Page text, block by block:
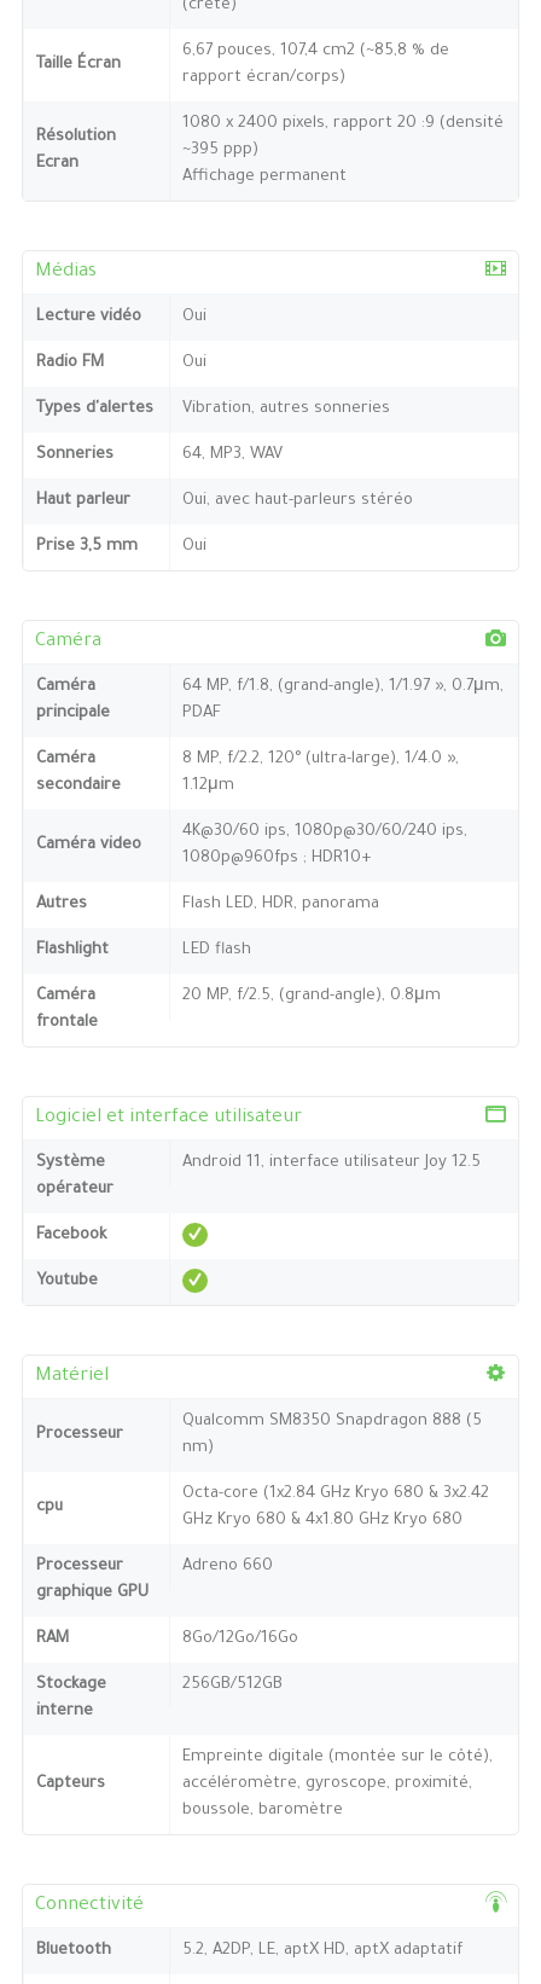
(crête)
Taille Écran
6,67 pouces, 107,4 cm2 (~85,8 % de
rapport écran/corps)
Résolution
Ecran
1080 x 2400 pixels, rapport 20 :9 (densité
~395 ppp)
Affichage permanent
Médias
Lecture vidéo Oui
Radio FM Oui
Types d'alertes Vibration, autres sonneries
Sonneries 64, MP3, WAV
Haut parleur Oui, avec haut-parleurs stéréo
Prise 3,5 mm Oui
Caméra
Caméra
principale
64 MP, f/1.8, (grand-angle), 1/1.97 », 0.7μm,
PDAF
Caméra
secondaire
8 MP, f/2.2, 120° (ultra-large), 1/4.0 »,
1.12μm
Caméra video
4K@30/60 ips, 1080p@30/60/240 ips,
1080p@960fps ; HDR10+
Autres Flash LED, HDR, panorama
Flashlight LED flash
Caméra
frontale
20 MP, f/2.5, (grand-angle), 0.8μm
Logiciel et interface utilisateur
Système
opérateur
Android 11, interface utilisateur Joy 12.5
Facebook
Youtube
Matériel
Processeur
Qualcomm SM8350 Snapdragon 888 (5
nm)
cpu
Octa-core (1x2.84 GHz Kryo 680 & 3x2.42
GHz Kryo 680 & 4x1.80 GHz Kryo 680
Processeur
graphique GPU
Adreno 660
RAM 8Go/12Go/16Go
Stockage
interne
256GB/512GB
Capteurs
Empreinte digitale (montée sur le côté),
accéléromètre, gyroscope, proximité,
boussole, baromètre
Connectivité
Bluetooth 5.2, A2DP, LE, aptX HD, aptX adaptatif